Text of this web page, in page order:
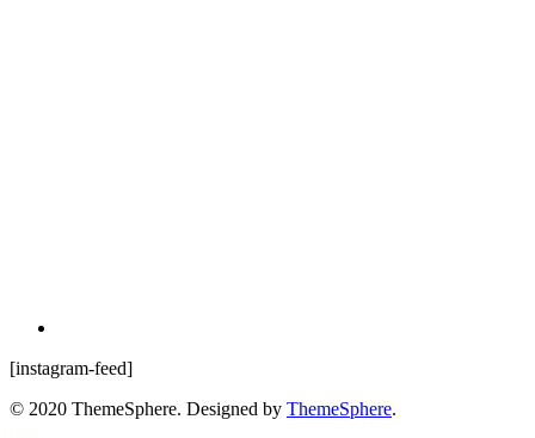
[instagram-feed]
© 2020 ThemeSphere. Designed by ThemeSphere.